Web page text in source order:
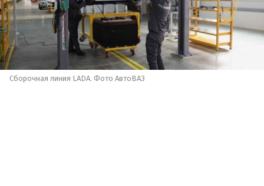
Сборочная линия LADA. Фото АвтоВАЗ